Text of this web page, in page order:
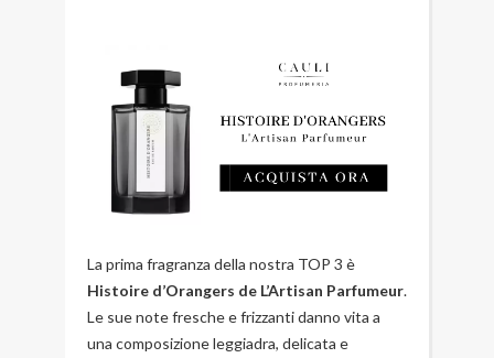
La prima fragranza della nostra TOP 3 è
Histoire d’Orangers de L’Artisan Parfumeur.
Le sue note fresche e frizzanti danno vita a
una composizione leggiadra, delicata e